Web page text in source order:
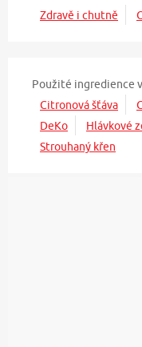
Zdravě i chutně
Použité ingredience
Citronová šťáva
DeKo
Hlávkové
Strouhaný křen